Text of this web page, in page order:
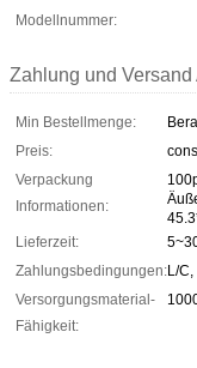
Modellnummer:
Zahlung und Versand
Min Bestellmenge:
Preis:
Verpackung
Informationen:
Lieferzeit:
Zahlungsbedingungen:L/C,
Versorgungsmaterial-
Fähigkeit: